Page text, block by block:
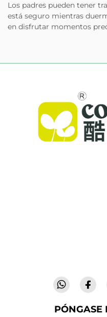
Los padres pueden tener
está seguro mientras
en disfrutar momentos
PÓNGASE